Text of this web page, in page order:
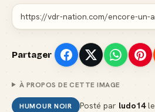
Partager
À PROPOS DE CETTE IMAGE
HUMOUR NOIR Posté par ludo14le